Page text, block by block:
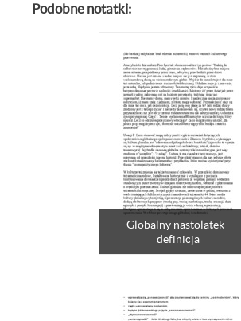
Podobne notatki:
Globalny nastolatek -
definicja